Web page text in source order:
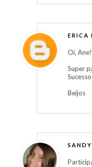
ERICA
Oi, Ane!
Super
Beijos